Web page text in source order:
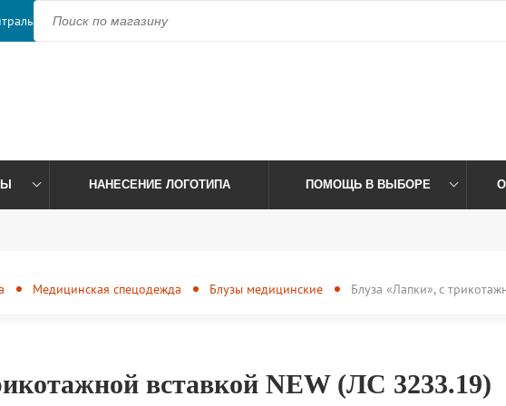
41 access_time
НАНЕСЕНИЕ ЛОГОТИПА ПОМОЩЬ В ВЫБОРЕ
Медицинская спецодежда Блузы медицинские Блуза «Лапки», с
вставкой NEW (ЛС 3233.19)